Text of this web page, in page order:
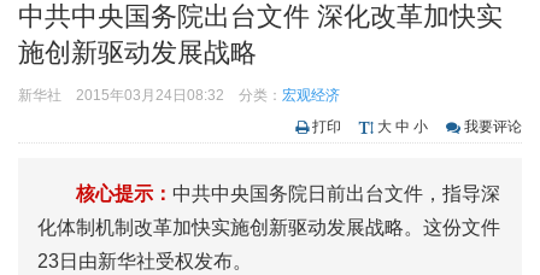
中共中央国务院出台文件 深化改革加快实
施创新驱动发展战略
新华社 2015年03月24日08:32 分类： 宏观经济
打印
大 中 小 我要评论
核心提示： 中共中央国务院日前出台文件，指导深
化体制机制改革加快实施创新驱动发展战略。这份文件
23日由新华社受权发布。